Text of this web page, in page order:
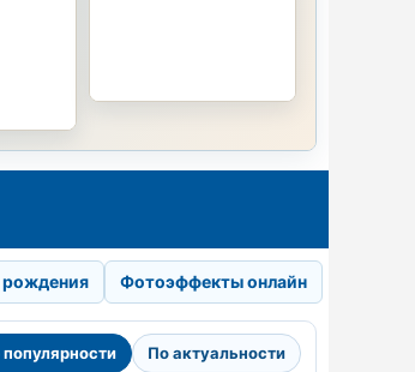
рождения Фотоэффекты онлайн
По актуальности